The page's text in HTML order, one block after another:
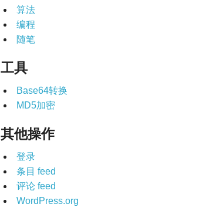
算法
编程
随笔
工具
Base64转换
MD5加密
其他操作
登录
条目 feed
评论 feed
WordPress.org